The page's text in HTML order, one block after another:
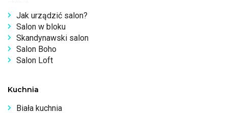
Jak urządzić salon?
Salon w bloku
Skandynawski salon
Salon Boho
Salon Loft
Kuchnia
Biała kuchnia